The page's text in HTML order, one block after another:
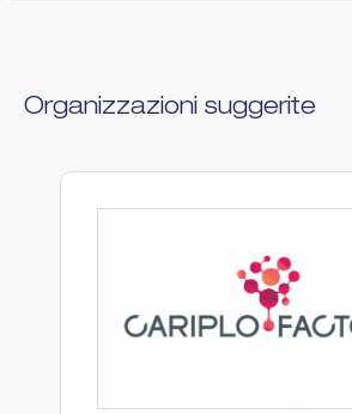
Organizzazioni suggerite